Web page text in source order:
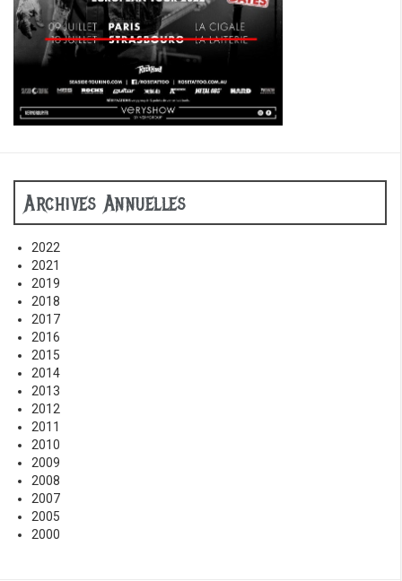
Archives Annuelles
2022
2021
2019
2018
2017
2016
2015
2014
2013
2012
2011
2010
2009
2008
2007
2005
2000